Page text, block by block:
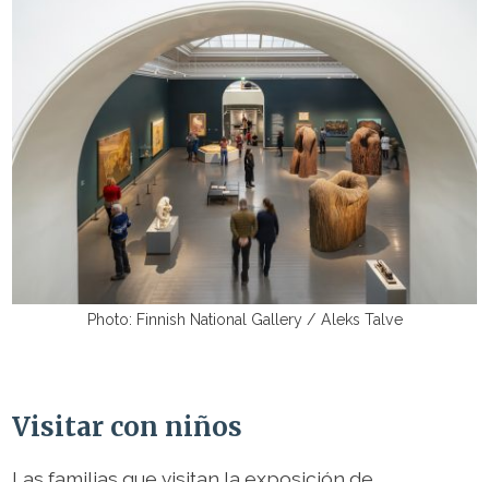
Photo: Finnish National Gallery / Aleks Talve
Visitar con niños